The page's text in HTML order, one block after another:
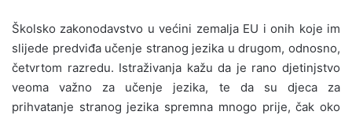
Školsko zakonodavstvo u većini zemalja EU i onih koje im
slijede predviđa učenje stranog jezika u drugom, odnosno,
četvrtom razredu. Istraživanja kažu da je rano djetinjstvo
veoma važno za učenje jezika, te da su djeca za
prihvatanje stranog jezika spremna mnogo prije, čak oko